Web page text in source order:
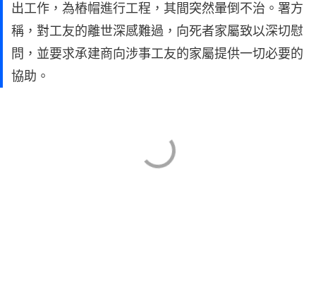
出工作，為樁帽進行工程，其間突然暈倒不治。署方
稱，對工友的離世深感難過，向死者家屬致以深切慰
問，並要求承建商向涉事工友的家屬提供一切必要的
協助。